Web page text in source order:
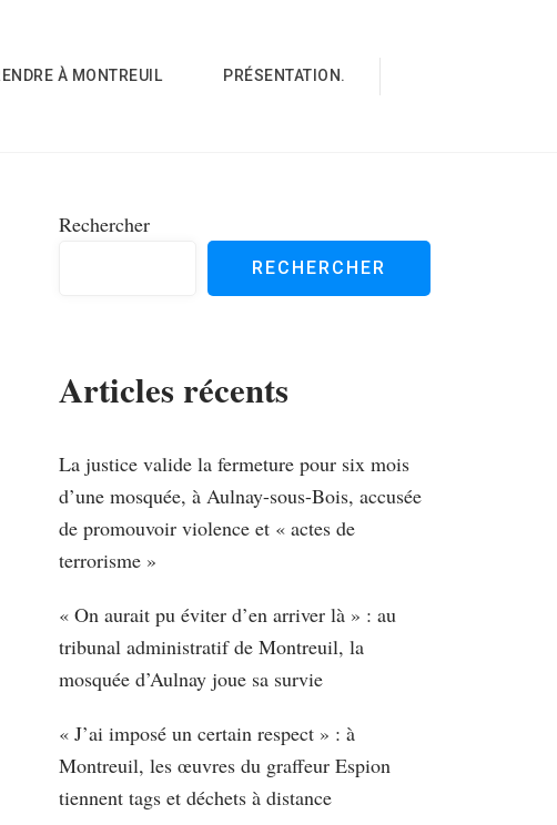
À MONTREUIL PRÉSENTATION.
Rechercher
RECHERCHER
Articles récents
La justice valide la fermeture pour six mois
d’une mosquée, à Aulnay-sous-Bois, accusée
de promouvoir violence et « actes de
terrorisme »
« On aurait pu éviter d’en arriver là » : au
tribunal administratif de Montreuil, la
mosquée d’Aulnay joue sa survie
« J’ai imposé un certain respect » : à
Montreuil, les œuvres du graffeur Espion
tiennent tags et déchets à distance